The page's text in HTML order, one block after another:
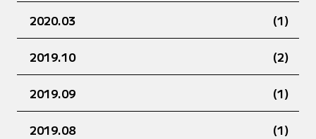
2020.03 (1)
2019.10 (2)
2019.09 (1)
2019.08 (1)